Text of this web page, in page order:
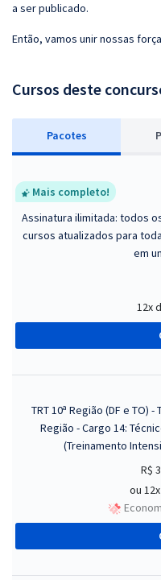
a ser publicado.
Então, vamos unir nossas
Cursos deste
Pacotes P
Mais completo!
Assinatura ilimitada: todos
cursos atualizados para
em
12x
TRT 10ª Região (DF e TO)
Região - Cargo 14:
(Treinamento
R$
ou